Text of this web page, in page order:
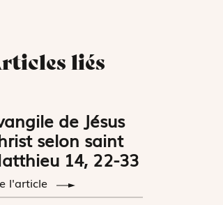
liés
de Jésus
selon saint
14, 22-33
l'article